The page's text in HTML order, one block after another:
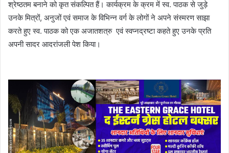
श्रेष्ठतम बनाने को कृत संकल्पित हैं। कार्यक्रम के क्रम में स्व. पाठक से जुड़े
उनके मित्रों, अनुजों एवं समाज के विभिन्न वर्ग के लोगों ने अपने संस्मरण साझा
करते हुए स्व. पाठक को एक अजातशत्रु एवं स्वप्नद्रष्टा कहते हुए उनके प्रति
अपनी सादर आदरांजली पेश किया।